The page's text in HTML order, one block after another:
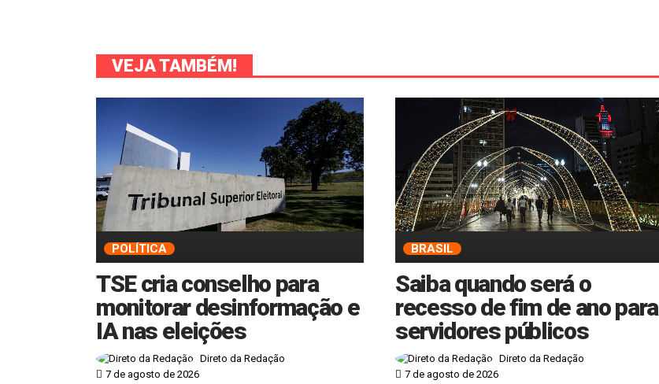
VEJA TAMBÉM!
POLÍTICA
TSE cria conselho para
monitorar desinformação e
IA nas eleições
Direto da Redação
7 de agosto de 2026
BRASIL
Saiba quando será o
recesso de fim de ano para
servidores públicos
Direto da Redação
7 de agosto de 2026